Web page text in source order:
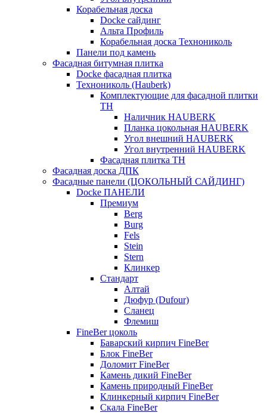
Корабельная доска
Docke сайдинг
Альта Профиль
Корабельная доска Технониколь
Панели под камень
Фасадная битумная плитка
Docke фасадная плитка
Технониколь (Hauberk)
Комплектующие для фасадной плитки
ТН
Наличник HAUBERK
Планка цокольная HAUBERK
Угол внешний HAUBERK
Угол внутренний HAUBERK
Фасадная плитка ТН
Фасадная доска ДПК
Фасадные панели (ЦОКОЛЬНЫЙ САЙДИНГ)
Docke ПАНЕЛИ
Премиум
Berg
Burg
Fels
Stein
Stern
Клинкер
Стандарт
Алтай
Дюфур (Dufour)
Сланец
Флемиш
FineBer цоколь
Баварский кирпич FineBer
Блок FineBer
Доломит FineBer
Камень дикий FineBer
Камень природный FineBer
Клинкерный кирпич FineBer
Скала FineBer